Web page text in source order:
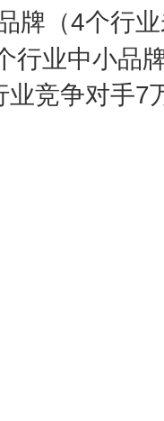
牌 （4个行
行业中小品
业竞争对手7